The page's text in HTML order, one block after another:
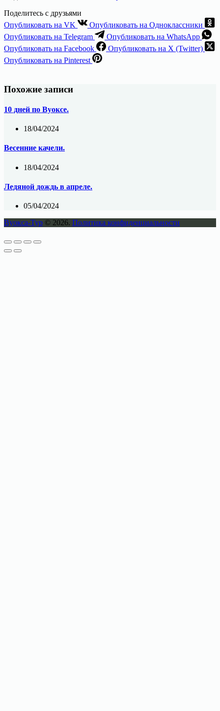
Поделитесь с друзьями
Опубликовать на VK
Опубликовать на Одноклассники
Опубликовать на Telegram
Опубликовать на WhatsApp
Опубликовать на Facebook
Опубликовать на X (Twitter)
Опубликовать на Pinterest
Похожие записи
10 дней по Вуоксе.
18/04/2024
Весенние качели.
18/04/2024
Ледяной дождь в апреле.
05/04/2024
Вуокса-Тур © 2026. Политика конфиденциальности